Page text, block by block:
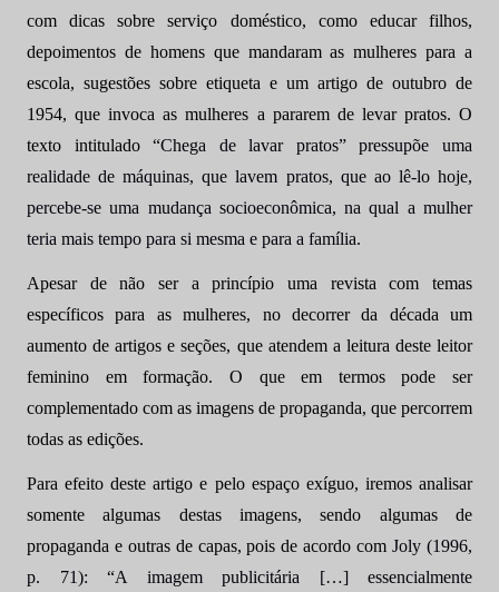
com dicas sobre serviço doméstico, como educar filhos,
depoimentos de homens que mandaram as mulheres para a
escola, sugestões sobre etiqueta e um artigo de outubro de
1954, que invoca as mulheres a pararem de levar pratos. O
texto intitulado “Chega de lavar pratos” pressupõe uma
realidade de máquinas, que lavem pratos, que ao lê-lo hoje,
percebe-se uma mudança socioeconômica, na qual a mulher
teria mais tempo para si mesma e para a família.
Apesar de não ser a princípio uma revista com temas
específicos para as mulheres, no decorrer da década um
aumento de artigos e seções, que atendem a leitura deste leitor
feminino em formação. O que em termos pode ser
complementado com as imagens de propaganda, que percorrem
todas as edições.
Para efeito deste artigo e pelo espaço exíguo, iremos analisar
somente algumas destas imagens, sendo algumas de
propaganda e outras de capas, pois de acordo comJoly (1996,
p. 71): “A imagem publicitária […] essencialmente